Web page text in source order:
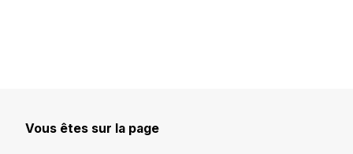
Vous êtes sur la page